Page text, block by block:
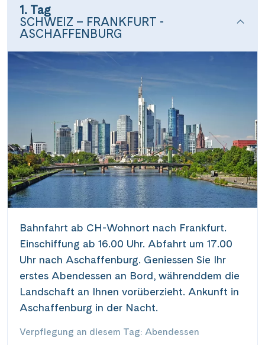
1. Tag
SCHWEIZ – FRANKFURT -
ASCHAFFENBURG
Bahnfahrt ab CH-Wohnort nach Frankfurt.
Einschiffung ab 16.00 Uhr. Abfahrt um 17.00
Uhr nach Aschaffenburg. Geniessen Sie Ihr
erstes Abendessen an Bord, währenddem die
Landschaft an Ihnen vorüberzieht. Ankunft in
Aschaffenburg in der Nacht.
Verpflegung an diesem Tag: Abendessen